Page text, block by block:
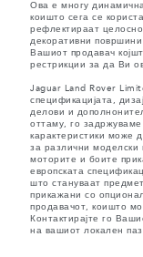
Ова е многу
коишто сега се
рефлектираат
декоративни
Вашиот продавач
рестрикции за да Ви
Jaguar Land Rover
спецификацијата,
делови и
оттаму, го
карактеристики може
за различни моделски
моторите и боите
европската
што стануваат
прикажани со
продавачот, коишто
Контактирајте го
на вашиот локален